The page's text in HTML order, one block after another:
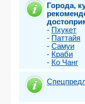
Города,
- Пхукет
- Паттайя
- Самуи
- Краби
- Ко Чанг